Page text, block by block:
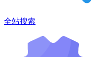
全站搜索